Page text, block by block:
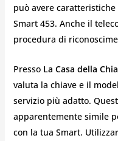
può avere
Smart 453. Anche il
procedura di
Presso La Casa della
valuta la chiave e il
servizio più adatto.
apparentemente simile
con la tua Smart.